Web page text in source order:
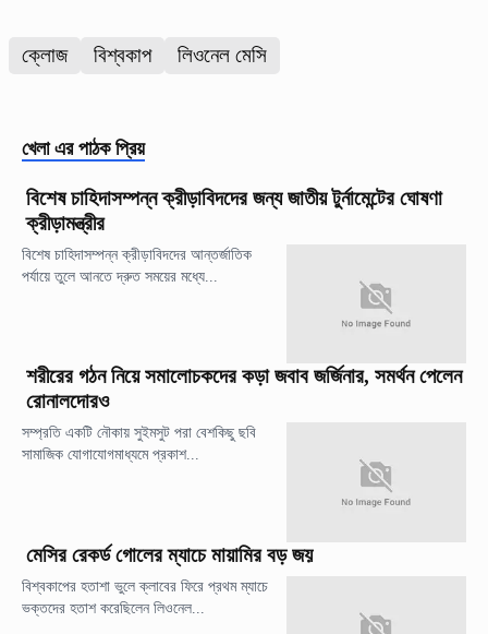
ক্লোজ বিশ্বকাপ লিওনেল মেসি
খেলা এর পাঠক প্রিয়
বিশেষ চাহিদাসম্পন্ন ক্রীড়াবিদদের জন্য জাতীয় টুর্নামেন্টের ঘোষণা
ক্রীড়ামন্ত্রীর
বিশেষ চাহিদাসম্পন্ন ক্রীড়াবিদদের আন্তর্জাতিক
পর্যায়ে তুলে আনতে দ্রুত সময়ের মধ্যে...
শরীরের গঠন নিয়ে সমালোচকদের কড়া জবাব জর্জিনার, সমর্থন পেলেন
রোনালদোরও
সম্প্রতি একটি নৌকায় সুইমসুট পরা বেশকিছু ছবি
সামাজিক যোগাযোগমাধ্যমে প্রকাশ...
মেসির রেকর্ড গোলের ম্যাচে মায়ামির বড় জয়
বিশ্বকাপের হতাশা ভুলে ক্লাবের ফিরে প্রথম ম্যাচে
ভক্তদের হতাশ করেছিলেন লিওনেল...